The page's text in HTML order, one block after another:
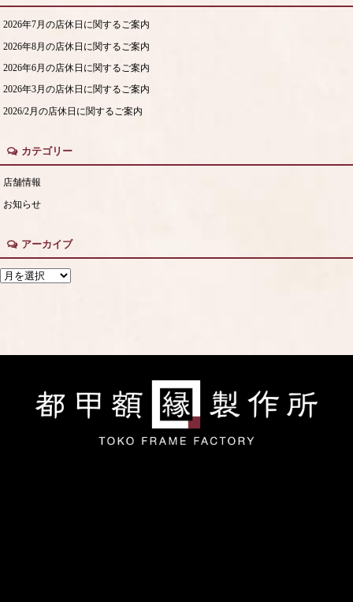
2026年7月の店休日に関するご案内
2026年8月の店休日に関するご案内
2026年6月の店休日に関するご案内
2026年3月の店休日に関するご案内
2026/2月の店休日に関するご案内
カテゴリー
店舗情報
お知らせ
アーカイブ